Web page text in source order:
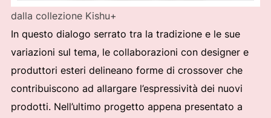
dalla collezione Kishu+
In questo dialogo serrato tra la tradizione e le sue
variazioni sul tema, le collaborazioni con designer e
produttori esteri delineano forme di crossover che
contribuiscono ad allargare l’espressività dei nuovi
prodotti. Nell’ultimo progetto appena presentato a